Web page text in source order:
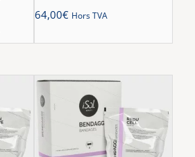
64,00€ Hors TVA